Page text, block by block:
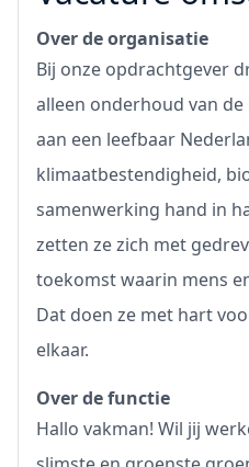
Over de organisatie
Bij onze opdrachtgever
alleen onderhoud van
aan een leefbaar
klimaatbestendigheid,
samenwerking hand in
zetten ze zich met
toekomst waarin mens
Dat doen ze met hart
elkaar.
Over de functie
Hallo vakman! Wil jij